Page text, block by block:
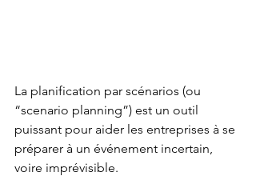
La planification par scénarios (ou
“scenario planning”) est un outil
puissant pour aider les entreprises à se
préparer à un événement incertain,
voire imprévisible.